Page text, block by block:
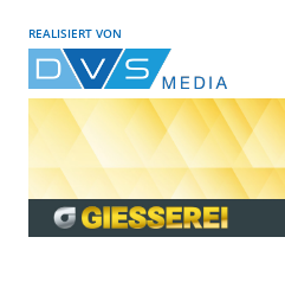
REALISIERT VON